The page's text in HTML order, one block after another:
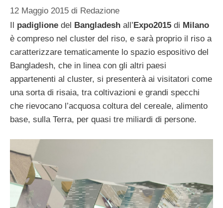
12 Maggio 2015 di Redazione
Il padiglione del Bangladesh all’Expo2015 di Milano
è compreso nel cluster del riso, e sarà proprio il riso a
caratterizzare tematicamente lo spazio espositivo del
Bangladesh, che in linea con gli altri paesi
appartenenti al cluster, si presenterà ai visitatori come
una sorta di risaia, tra coltivazioni e grandi specchi
che rievocano l’acquosa coltura del cereale, alimento
base, sulla Terra, per quasi tre miliardi di persone.